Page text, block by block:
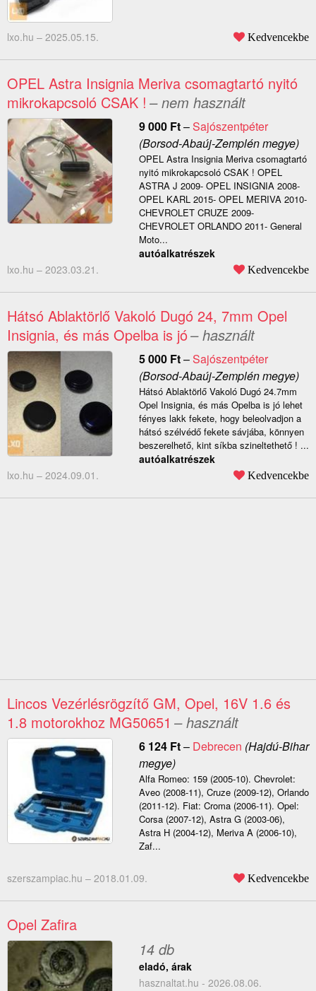
lxo.hu – 2025.05.15. Kedvencekbe
OPEL Astra Insignia Meriva csomagtartó nyitó
mikrokapcsoló CSAK ! – nem használt
9 000 Ft–Sajószentpéter
(Borsod-Abaúj-Zemplén megye)
OPEL Astra Insignia Meriva csomagtartó
nyitó mikrokapcsoló CSAK ! OPEL
ASTRA J 2009- OPEL INSIGNIA 2008-
OPEL KARL 2015- OPEL MERIVA 2010-
CHEVROLET CRUZE 2009-
CHEVROLET ORLANDO 2011- General
Moto...
autóalkatrészek
lxo.hu – 2023.03.21. Kedvencekbe
Hátsó Ablaktörlő Vakoló Dugó 24, 7mm Opel
Insignia, és más Opelba is jó– használt
5 000 Ft–Sajószentpéter
(Borsod-Abaúj-Zemplén megye)
Hátsó Ablaktörlő Vakoló Dugó 24.7mm
Opel Insignia, és más Opelba is jó lehet
fényes lakk fekete, hogy beleolvadjon a
hátsó szélvédő fekete sávjába, könnyen
beszerelhető, kint síkba szineltethető ! ...
autóalkatrészek
lxo.hu – 2024.09.01. Kedvencekbe
Lincos Vezérlésrögzítő GM, Opel, 16V 1.6 és
1.8 motorokhoz MG50651 – használt
6 124 Ft– Debrecen (Hajdú-Bihar
megye)
Alfa Romeo: 159 (2005-10). Chevrolet:
Aveo (2008-11), Cruze (2009-12), Orlando
(2011-12). Fiat: Croma (2006-11). Opel:
Corsa (2007-12), Astra G (2003-06),
Astra H (2004-12), Meriva A (2006-10),
Zaf...
szerszampiac.hu – 2018.01.09. Kedvencekbe
Opel Zafira
14 db
eladó, árak
hasznaltat.hu - 2026.08.06.